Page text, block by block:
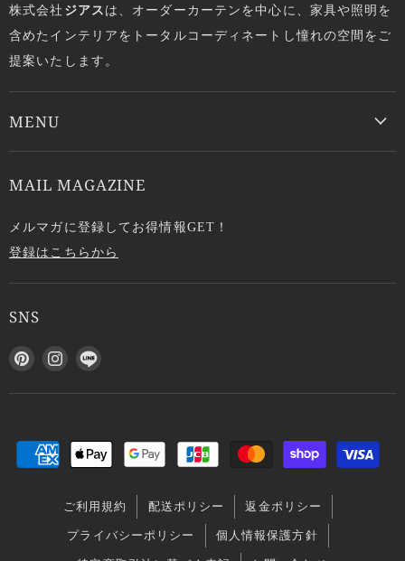
株式会社 ジアスは、オーダーカーテンを中心に、家具や照明を
含めたインテリアをトータルコーディネートし憧れの空間をご
提案いたします。
MENU
MAIL MAGAZINE
メルマガに登録してお得情報GET！
登録はこちらから
SNS
P
n
r
I
s
m
で
L
N
見
て
く
ご利用規約 配送ポリシー 返金ポリシー
プライバシーポリシー 個人情報保護方針